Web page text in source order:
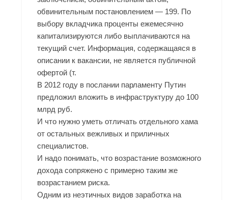
обвинительным постановлением — 199. По
выбору вкладчика проценты ежемесячно
капитализируются либо выплачиваются на
текущий счет. Информация, содержащаяся в
описании к вакансии, не является публичной
офертой (т.
В 2012 году в послании парламенту Путин
предложил вложить в инфраструктуру до 100
млрд руб.
И что нужно уметь отличать отдельного хама
от остальных вежливых и приличных
специалистов.
И надо понимать, что возрастание возможного
дохода сопряжено с примерно таким же
возрастанием риска.
Одним из неэтичных видов заработка на